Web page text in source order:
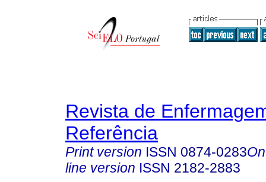
Revista de
Referência
Print version ISSN 0874-0283
line version ISSN 2182-2883